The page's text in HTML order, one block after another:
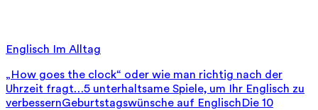
Englisch Im Alltag
„How goes the clock“ oder wie man richtig nach der
Uhrzeit fragt…5 unterhaltsame Spiele, um Ihr Englisch zu
verbessernGeburtstagswünsche auf EnglischDie 10